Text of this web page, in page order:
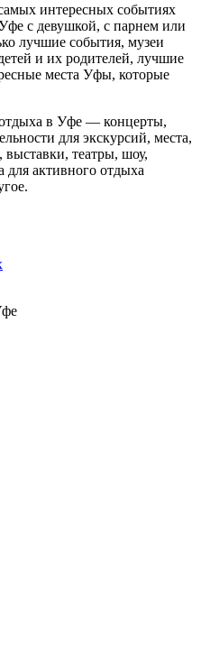
интересных событиях
с девушкой, с парнем или
лучшие события, музеи
и их родителей, лучшие
места Уфы, которые
в Уфе — концерты,
для экскурсий, места,
выставки, театры, шоу,
для активного отдыха